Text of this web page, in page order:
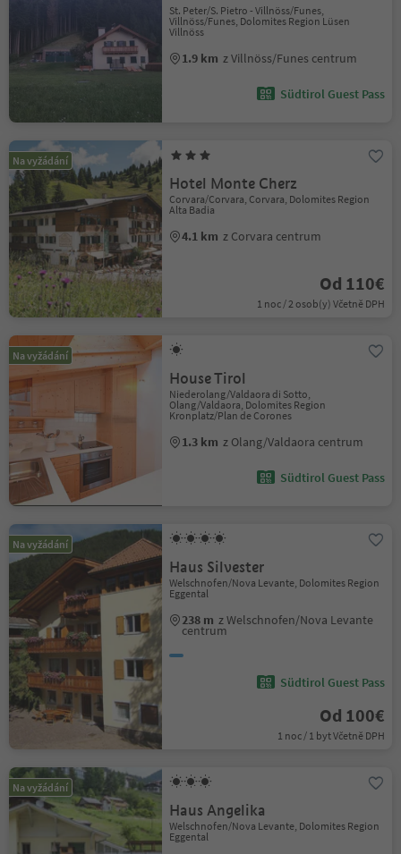
St. Peter/S. Pietro - Villnöss/Funes,
Villnöss/Funes, Dolomites Region Lüsen
Villnöss
1.9 km z Villnöss/Funes centrum
Südtirol Guest Pass
Na vyžádání
Hotel Monte Cherz
Corvara/Corvara, Corvara, Dolomites Region
Alta Badia
4.1 km z Corvara centrum
Od 110€
1 noc / 2 osob(y) Včetně DPH
Na vyžádání
House Tirol
Niederolang/Valdaora di Sotto,
Olang/Valdaora, Dolomites Region
Kronplatz/Plan de Corones
1.3 km z Olang/Valdaora centrum
Südtirol Guest Pass
Na vyžádání
Haus Silvester
Welschnofen/Nova Levante, Dolomites Region
Eggental
238 m z Welschnofen/Nova Levante
centrum
Südtirol Guest Pass
Od 100€
1 noc / 1 byt Včetně DPH
Na vyžádání
Haus Angelika
Welschnofen/Nova Levante, Dolomites Region
Eggental